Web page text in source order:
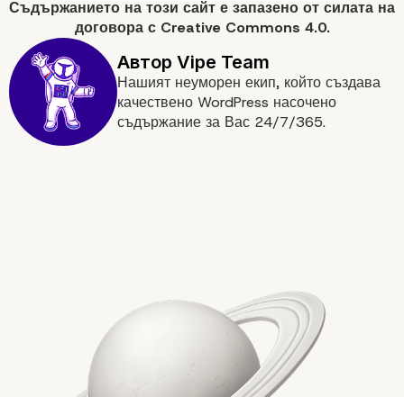
Факторът на
Стойност над цената
Съдържанието на този сайт е запазено от силата на
договора с Creative Commons 4.0.
Нашият неуморен екип, който създава
качествено WordPress насочено
съдържание за Вас 24/7/365.